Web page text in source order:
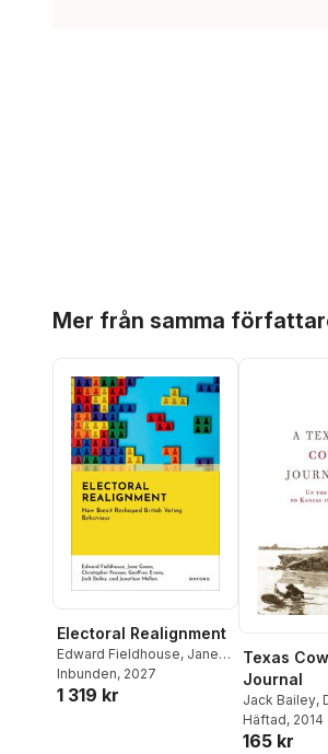
Mer från samma
Electoral Realignment
Edward Fieldhouse, Jane
Green,Christopher
Prosser,Geoffrey Evans
Inbunden, 2027
1 319 kr
Texas
Journal
Jack Bailey,
Häftad, 2014
165 kr